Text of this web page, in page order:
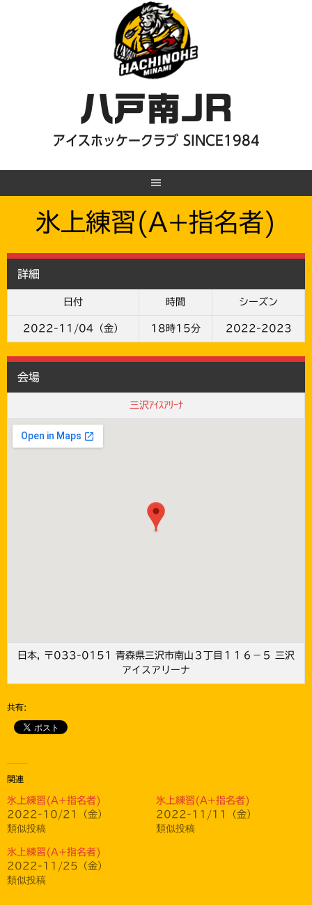
八戸南JR
アイスホッケークラブ SINCE1984
氷上練習(A+指名者)
詳細
日付 時間 シーズン
2022-11/04（金） 18時15分 2022-2023
会場
三沢ｱｲｽｱﾘｰﾅ
日本, 〒033-0151 青森県三沢市南山３丁目１１６−５ 三沢
アイスアリーナ
共有:
関連
氷上練習(A+指名者)
2022-10/21（金）
類似投稿
氷上練習(A+指名者)
2022-11/11（金）
類似投稿
氷上練習(A+指名者)
2022-11/25（金）
類似投稿